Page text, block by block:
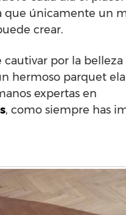
que únicamente un
crear.
cautivar por la belleza
hermoso parquet
expertas en
, como siempre has